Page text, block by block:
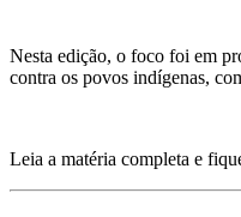
Nesta edição, o foco foi em
contra os povos indígenas,
Leia a matéria completa e